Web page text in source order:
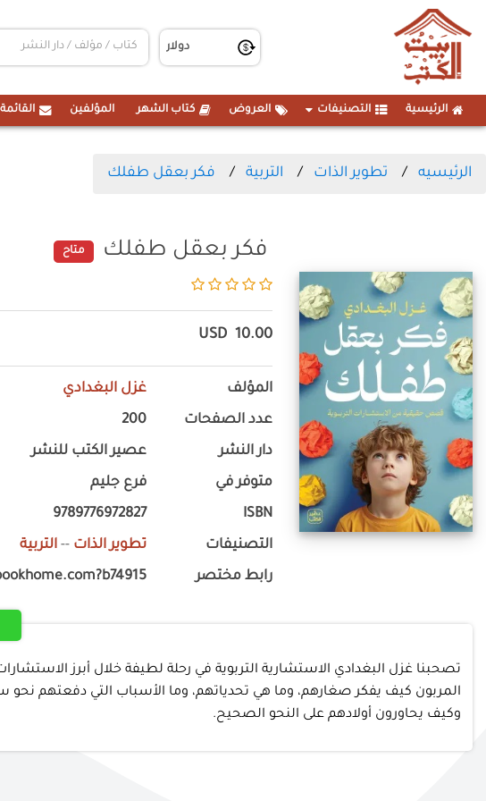
الرئيسية التصنيفات العروض كتاب الشهر المؤلفين
الرئيسيه تطوير الذات التربية فكر بعقل طفلك
فكر بعقل طفلك متاح
10.00
USD
المؤلف غزل البغدادي
عدد الصفحات 200
دار النشر عصير الكتب للنشر
متوفر في فرع جليم
ISBN
9789776972827
التصنيفات تطوير الذات -- التربية
رابط مختصر
تصحبنا غزل البغدادي الاستشارية التربوية في رحلة لطيفة خلال أبرز
المربون كيف يفكر صغارهم، وما هي تحدياتهم، وما الأسباب التي دفعتهم
وكيف يحاورون أولادهم على النحو الصحيح.